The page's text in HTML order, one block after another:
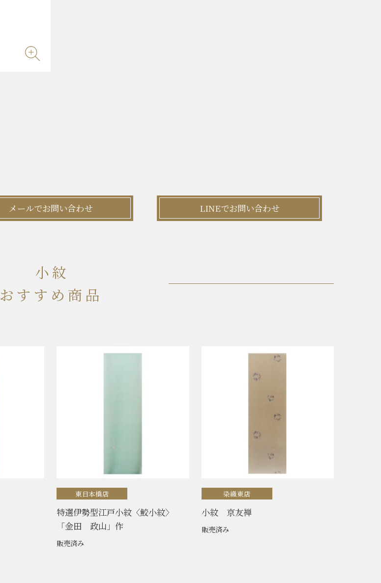
メールでお問い合わせ LINEでお問い合わせ
小紋
おすすめ商品
東日本橋店
特選伊勢型江戸小紋〈鮫小紋〉
「金田 政山」作
販売済み
染織東店
小紋 京友禅
販売済み